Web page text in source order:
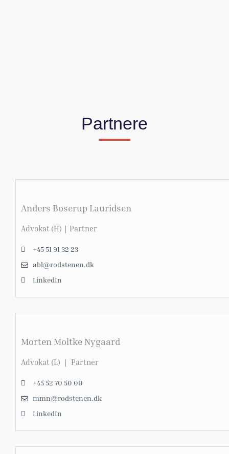
Partnere
Anders Boserup Lauridsen
Advokat (H)｜Partner
+45 51 91 32 23
abl@rodstenen.dk
LinkedIn
Morten Moltke Nygaard
Advokat (L) ｜ Partner
+45 52 70 50 00
mmn@rodstenen.dk
LinkedIn